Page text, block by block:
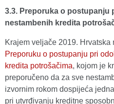
3.3. Preporuka o postupanju
nestambenih kredita
Krajem veljače 2019.
Preporuku o postupanju pri
kredita potrošačima, kojom je
preporučeno da za sve
izvornim rokom dospijeća
pri utvrđivanju kreditne